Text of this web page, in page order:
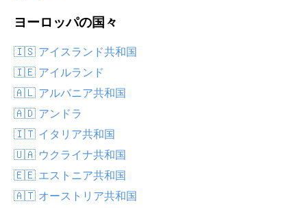
ヨーロッパの国々
🇮🇸 アイスランド共和国
🇮🇪 アイルランド
🇦🇱 アルバニア共和国
🇦🇩 アンドラ
🇮🇹 イタリア共和国
🇺🇦 ウクライナ共和国
🇪🇪 エストニア共和国
🇦🇹 オーストリア共和国